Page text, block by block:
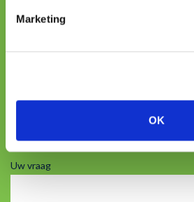
Marketing
OK
Uw vraag